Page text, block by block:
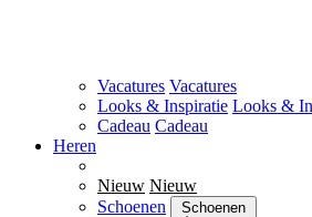
Vacatures Vacatures
Looks & Inspiratie Looks &
Cadeau Cadeau
Heren
Nieuw Nieuw
Schoenen
Schoenen